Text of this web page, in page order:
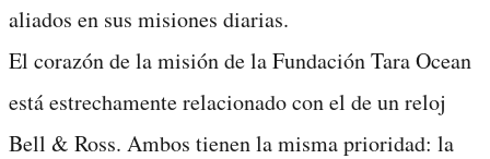
aliados en sus misiones diarias.
El corazón de la misión de la Fundación Tara Ocean
está estrechamente relacionado con el de un reloj
Bell & Ross. Ambos tienen la misma prioridad: la